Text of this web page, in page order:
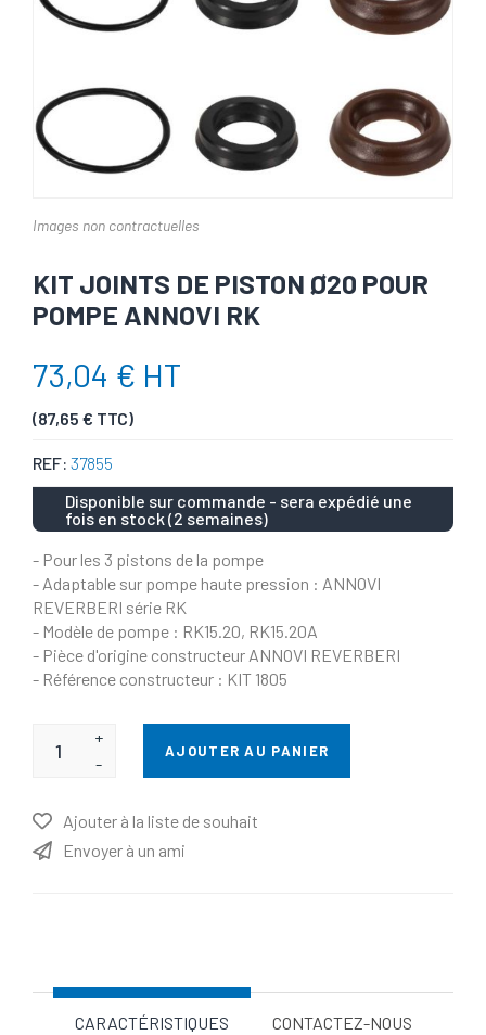
Images non contractuelles
KIT JOINTS DE PISTON Ø20 POUR
POMPE ANNOVI RK
73,04 € HT
(87,65 € TTC)
REF: 37855
Disponible sur commande - sera expédié une
fois en stock (2 semaines)
- Pour les 3 pistons de la pompe
- Adaptable sur pompe haute pression : ANNOVI
REVERBERI série RK
- Modèle de pompe : RK15.20, RK15.20A
- Pièce d'origine constructeur ANNOVI REVERBERI
- Référence constructeur : KIT 1805
+
-
AJOUTER AU PANIER
Ajouter à la liste de souhait
Envoyer à un ami
CARACTÉRISTIQUES CONTACTEZ-NOUS